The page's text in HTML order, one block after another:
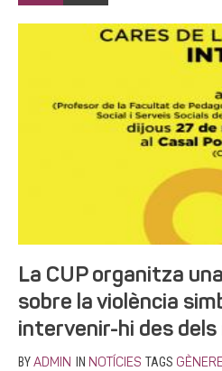
La CUP organitza
sobre la violència
intervenir-hi des dels
BY ADMIN IN NOTÍCIES TAGS